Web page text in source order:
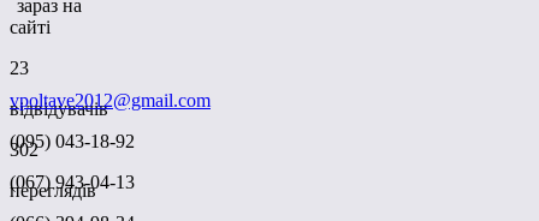
зараз на
сайті
23
відвідувачів
302
переглядів
vpoltave2012@gmail.com
(095) 043-18-92
(067) 943-04-13